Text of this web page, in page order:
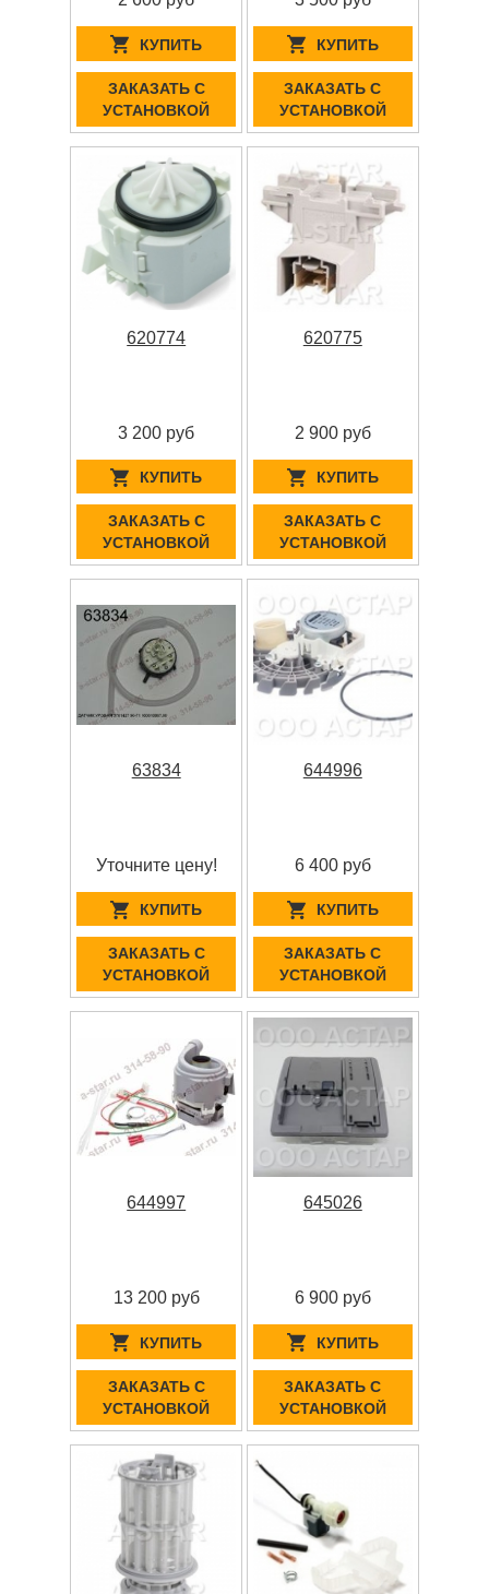
КУПИТЬ
ЗАКАЗАТЬ С
УСТАНОВКОЙ
КУПИТЬ
ЗАКАЗАТЬ С
УСТАНОВКОЙ
620774
3 200 руб
КУПИТЬ
ЗАКАЗАТЬ С
УСТАНОВКОЙ
620775
2 900 руб
КУПИТЬ
ЗАКАЗАТЬ С
УСТАНОВКОЙ
63834
Уточните цену!
КУПИТЬ
ЗАКАЗАТЬ С
УСТАНОВКОЙ
644996
6 400 руб
КУПИТЬ
ЗАКАЗАТЬ С
УСТАНОВКОЙ
644997
13 200 руб
КУПИТЬ
ЗАКАЗАТЬ С
УСТАНОВКОЙ
645026
6 900 руб
КУПИТЬ
ЗАКАЗАТЬ С
УСТАНОВКОЙ